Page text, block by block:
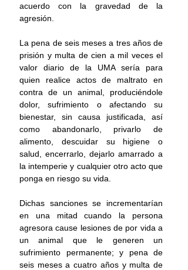
acuerdo con la gravedad de la
agresión.
La pena de seis meses a tres años de
prisión y multa de cien a mil veces el
valor diario de la UMA sería para
quien realice actos de maltrato en
contra de un animal, produciéndole
dolor, sufrimiento o afectando su
bienestar, sin causa justificada, así
como abandonarlo, privarlo de
alimento, descuidar su higiene o
salud, encerrarlo, dejarlo amarrado a
la intemperie y cualquier otro acto que
ponga en riesgo su vida.
Dichas sanciones se incrementarían
en una mitad cuando la persona
agresora cause lesiones de por vida a
un animal que le generen un
sufrimiento permanente; y pena de
seis meses a cuatro años y multa de